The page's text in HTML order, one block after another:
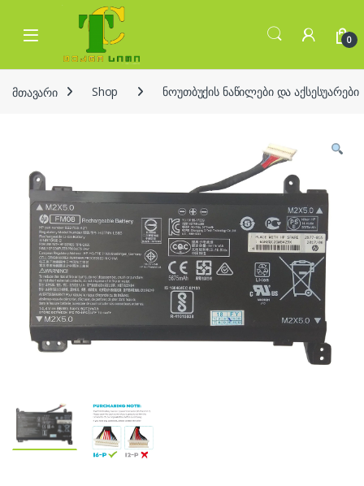
Skip to navigation
Skip to content
Open 0
მთავარი Shop ნოუთბუქის ნაწილები და აქსესუარები